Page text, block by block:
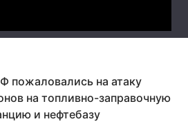
пожаловались на атаку
на топливно-заправочную
и нефтебазу